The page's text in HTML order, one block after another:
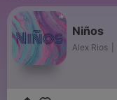
Niños
Alex Rios